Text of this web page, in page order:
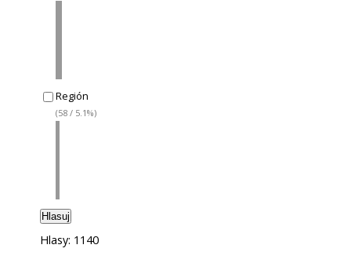
Región
(58 / 5.1%)
Hlasuj
Hlasy: 1140